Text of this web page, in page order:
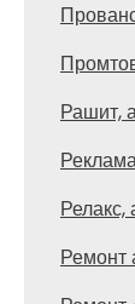
Рашит,
Ремонт